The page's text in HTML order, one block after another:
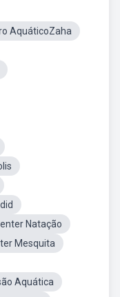
AquáticoZaha
Natação
Mesquita
Aquática